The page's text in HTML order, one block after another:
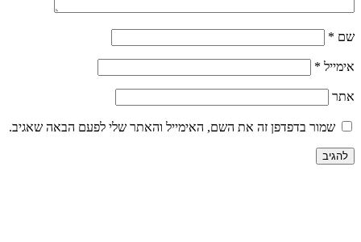
שם *
אימייל *
אתר
שמור בדפדפן זה את השם, האימייל והאתר שלי לפעם הבאה שאגיב.